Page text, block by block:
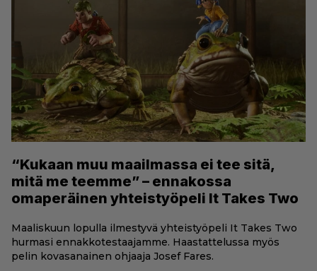
“Kukaan muu maailmassa ei tee sitä,
mitä me teemme” – ennakossa
omaperäinen yhteistyöpeli It Takes Two
Maaliskuun lopulla ilmestyvä yhteistyöpeli It Takes Two
hurmasi ennakkotestaajamme. Haastattelussa myös
pelin kovasanainen ohjaaja Josef Fares.